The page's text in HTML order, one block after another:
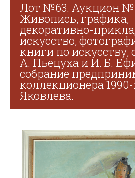
Лот №63. Аукцион №
Живопись, графика,
декоративно-
искусство,
книги по искусству,
А. Пьецуха и И. Б.
собрание
коллекционера 1990-
Яковлева.